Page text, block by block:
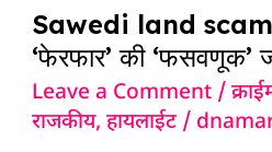
Sawedi land scam
‘फेरफार’ की ‘फसवणूक’
Leave a Comment /
राजकीय,हायलाईट/
‘फसवणूक’
जबाबदार
कोण?